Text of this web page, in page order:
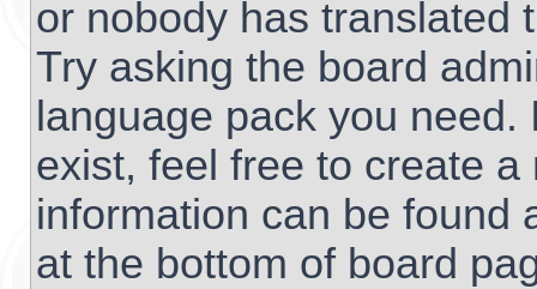
or nobody has translated
Try asking the board
language pack you
exist, feel free to create
information can be found
at the bottom of board